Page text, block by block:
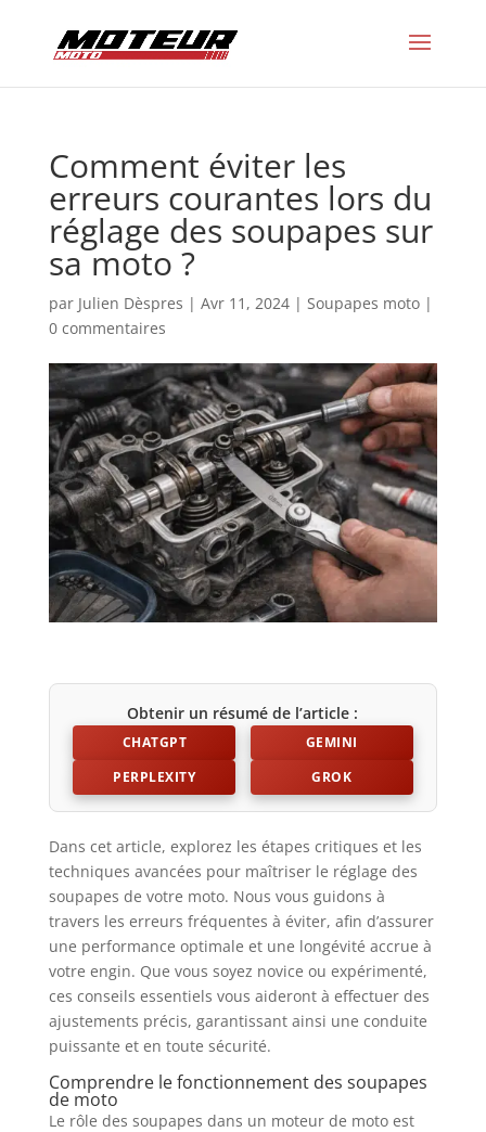
Comment éviter les
erreurs courantes lors du
réglage des soupapes sur
sa moto ?
par Julien Dèspres | Avr 11, 2024| Soupapes moto|
0 commentaires
Obtenir un résumé de l’article :
CHATGPT
GEMINI
PERPLEXITY
GROK
Dans cet article, explorez les étapes critiques et les
techniques avancées pour maîtriser le réglage des
soupapes de votre moto. Nous vous guidons à
travers les erreurs fréquentes à éviter, afin d’assurer
une performance optimale et une longévité accrue à
votre engin. Que vous soyez novice ou expérimenté,
ces conseils essentiels vous aideront à effectuer des
ajustements précis, garantissant ainsi une conduite
puissante et en toute sécurité.
Comprendre le fonctionnement des soupapes
de moto
Le rôle des soupapes dans un moteur de moto est